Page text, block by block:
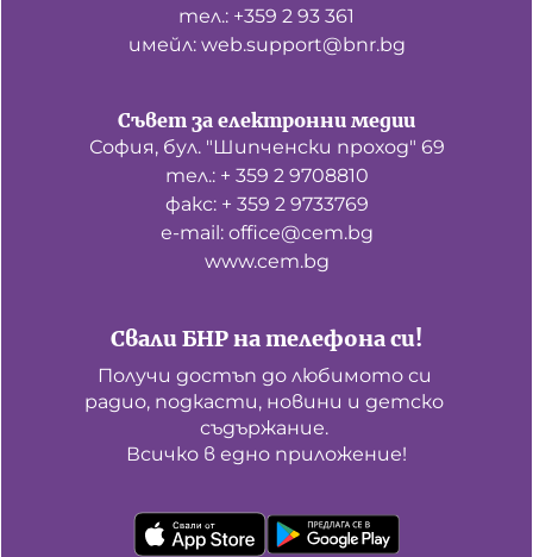
тел.: +359 2 93 361
имейл: web.support@bnr.bg
Свали БНР на телефона си!
Получи достъп до любимото си
радио, подкасти, новини и детско
съдържание.
Всичко в едно приложение!
Съвет за електронни медии
София, бул. "Шипченски проход" 69
тел.: + 359 2 9708810
факс: + 359 2 9733769
е-mail: office@cem.bg
www.cem.bg